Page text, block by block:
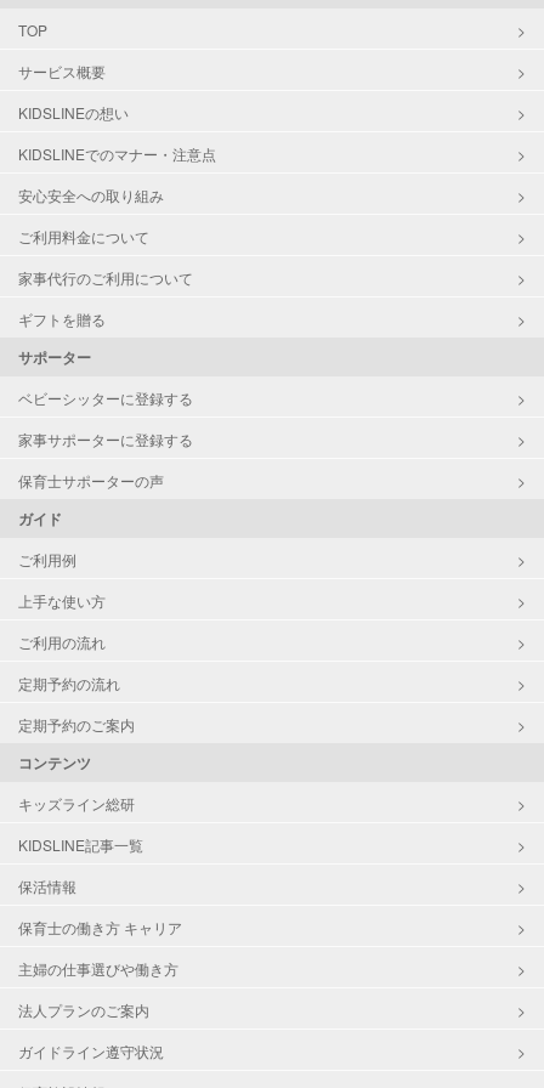
TOP
サービス概要
KIDSLINEの想い
KIDSLINEでのマナー・注意点
安心安全への取り組み
ご利用料金について
家事代行のご利用について
ギフトを贈る
サポーター
ベビーシッターに登録する
家事サポーターに登録する
保育士サポーターの声
ガイド
ご利用例
上手な使い方
ご利用の流れ
定期予約の流れ
定期予約のご案内
コンテンツ
キッズライン総研
KIDSLINE記事一覧
保活情報
保育士の働き方 キャリア
主婦の仕事選びや働き方
法人プランのご案内
ガイドライン遵守状況